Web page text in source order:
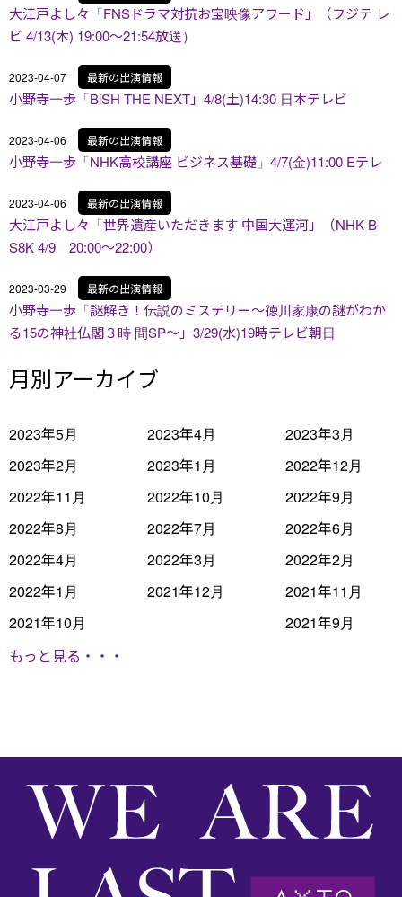
大江戸よし々「FNSドラマ対抗お宝映像アワード」（フジテ レ
ビ 4/13(木) 19:00～21:54放送）
2023-04-07 最新の出演情報
小野寺一歩「BiSH THE NEXT」4/8(土)14:30 日本テレビ
2023-04-06 最新の出演情報
小野寺一歩「NHK高校講座 ビジネス基礎」4/7(金)11:00 Eテレ
2023-04-06 最新の出演情報
大江戸よし々「世界遺産いただきます 中国大運河」（NHK B
S8K 4/9 20:00～22:00）
2023-03-29 最新の出演情報
小野寺一歩「謎解き！伝説のミステリー～徳川家康の謎がわか
る15の神社仏閣３時 間SP～」3/29(水)19時テレビ朝日
月別アーカイブ
2023年5月 2023年4月
2023年3月
2023年2月
2023年1月
2022年12月
2022年11月
2022年10月
2022年9月
2022年8月
2022年7月
2022年6月
2022年4月
2022年3月
2022年2月
2022年1月
2021年12月
2021年11月
2021年10月
2021年9月
もっと見る・・・